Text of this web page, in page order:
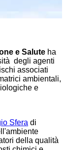
e Salute ha
degli agenti
associati
ambientali,
e
Sfera di
della qualità